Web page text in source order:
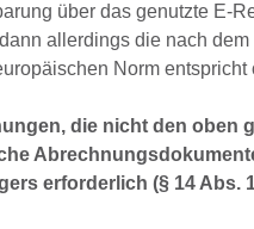
über das genutzte E-
allerdings die nach
Norm
die nicht den oben
erforderlich (§ 14 Abs.